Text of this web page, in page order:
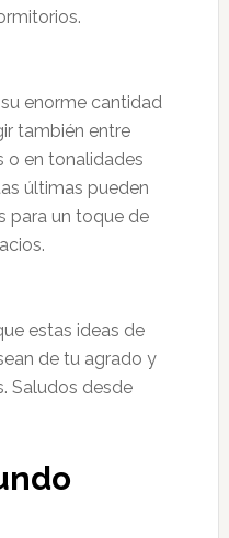
enorme cantidad
también entre
o en tonalidades
últimas pueden
para un toque de
estas ideas de
de tu agrado y
Saludos desde